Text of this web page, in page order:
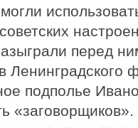
перед
Ленинградского
подполье